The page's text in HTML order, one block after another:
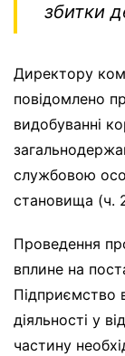
збитки
Директору
повідомлено
видобуванні
службовою
становища (ч.
Проведення
вплине на
Підприємство
діяльності у
частину